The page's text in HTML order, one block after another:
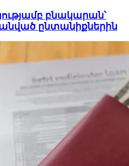
բնակարան՝
ընտանիքներին